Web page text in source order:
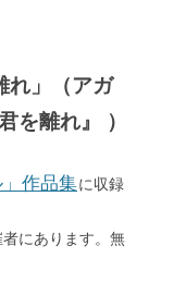
れ」（アガ
を離れ』 ）
」作品集に収録
にあります。無